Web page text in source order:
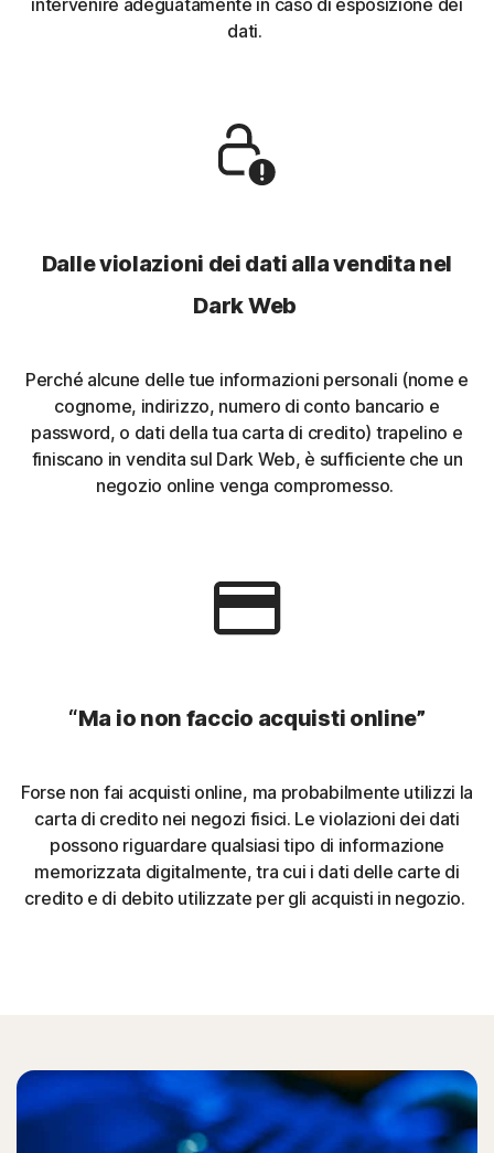
intervenire adeguatamente in caso di esposizione dei
dati.
Dalle violazioni dei dati alla vendita nel
Dark Web
Perché alcune delle tue informazioni personali (nome e
cognome, indirizzo, numero di conto bancario e
password, o dati della tua carta di credito) trapelino e
finiscano in vendita sul Dark Web, è sufficiente che un
negozio online venga compromesso.
“Ma io non faccio acquisti online”
Forse non fai acquisti online, ma probabilmente utilizzi la
carta di credito nei negozi fisici. Le violazioni dei dati
possono riguardare qualsiasi tipo di informazione
memorizzata digitalmente, tra cui i dati delle carte di
credito e di debito utilizzate per gli acquisti in negozio.